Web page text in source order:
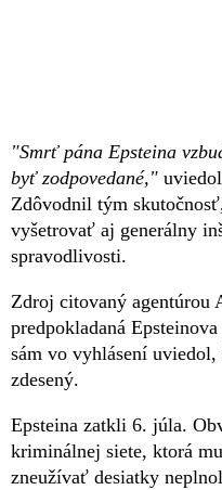
"Smrť pána Epsteina
byť zodpovedané,"
Zdôvodnil tým
vyšetrovať aj generálny
spravodlivosti.
Zdroj citovaný agentúrou
predpokladaná
sám vo vyhlásení
zdesený.
Epsteina zatkli 6. júla.
kriminálnej siete, ktorá
zneužívať desiatky